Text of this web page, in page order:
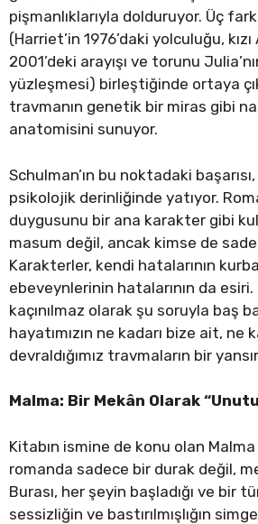
pişmanlıklarıyla dolduruyor. Üç
(Harriet’in 1976’daki yolculuğu, kızı
2001’deki arayışı ve torunu
yüzleşmesi) birleştiğinde ortaya
travmanın genetik bir miras gibi
anatomisini sunuyor.
Schulman’ın bu noktadaki
psikolojik derinliğinde yatıyor.
duygusunu bir ana karakter gibi
masum değil, ancak kimse de
Karakterler, kendi hatalarının
ebeveynlerinin hatalarının da
kaçınılmaz olarak şu soruyla baş
hayatımızın ne kadarı bize ait, ne
devraldığımız travmaların bir
Malma: Bir Mekân Olarak
Kitabın ismine de konu olan
romanda sadece bir durak değil,
Burası, her şeyin başladığı ve bir
sessizliğin ve bastırılmışlığın